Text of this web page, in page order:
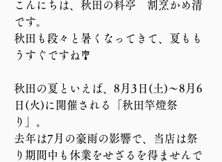
こんにちは、秋田の料亭　割烹かめ清
です。
秋田も段々と暑くなってきて、夏もも
うすぐですね🎐
秋田の夏といえば、8月3日(土)～8月6
日(火)に開催される「秋田竿燈祭
り」。
去年は7月の豪雨の影響で、当店は祭
り期間中も休業をせざるを得ませんで